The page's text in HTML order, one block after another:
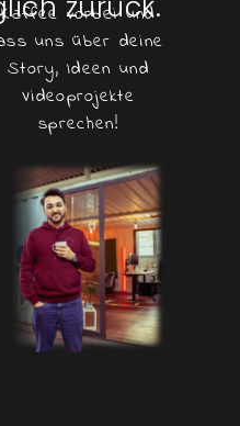
Kaffee vorbei und
uns über deine
Story, Ideen und
Videoprojekte
sprechen!